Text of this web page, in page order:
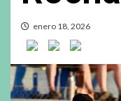
enero 18, 2026